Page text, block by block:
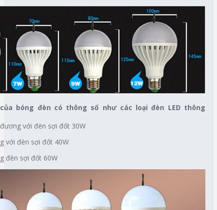
bóng đèn có thông số như các loại đèn LED thông
với đèn sợi đốt 30W
với đèn sợi đốt 40W
đèn sợi đốt 60W